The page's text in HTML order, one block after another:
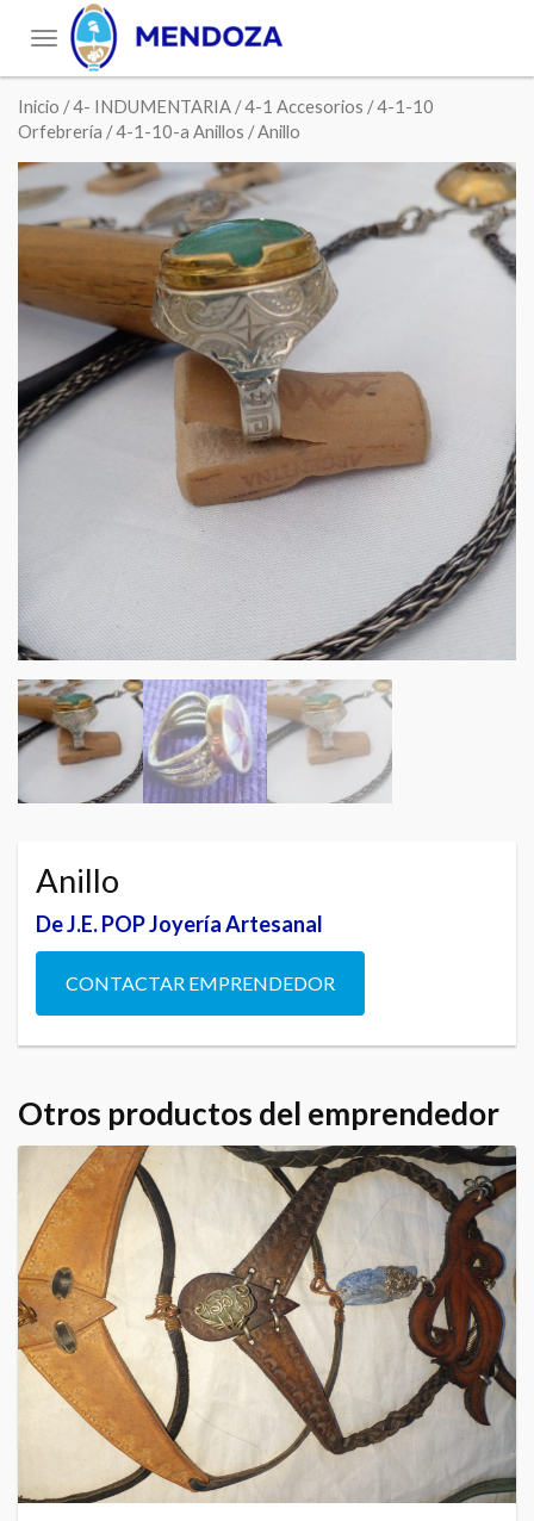
Toggle
navigation
Inicio /4- INDUMENTARIA /4-1 Accesorios /4-1-10
Orfebrería /4-1-10-a Anillos / Anillo
Anillo
De J.E. POP Joyería Artesanal
CONTACTAR EMPRENDEDOR
Otros productos del emprendedor